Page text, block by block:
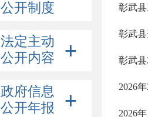
公开制度
法定主动
公开内容
政府信息
公开年报
彰武
彰武
彰武
2026
2026